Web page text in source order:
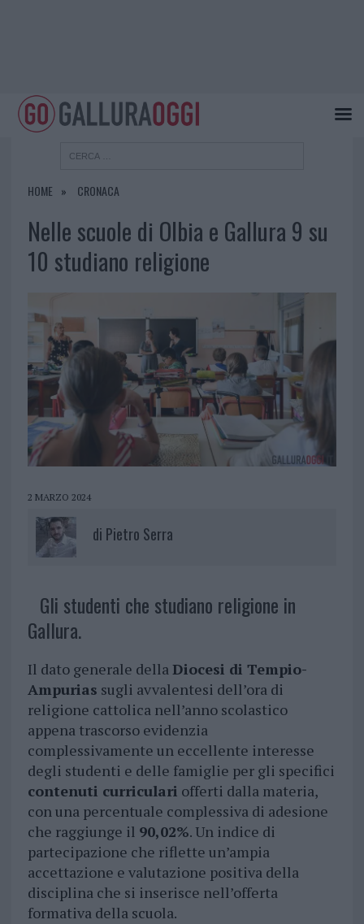
HOME CRONACA
Nelle scuole di Olbia e Gallura 9 su
10 studiano religione
2 MARZO 2024
di Pietro Serra
Gli studenti che studiano religione in
Gallura.
Il dato generale dellaDiocesi di Tempio-
Ampurias sugli avvalentesi dell’ora di
religione cattolica nell’anno scolastico
appena trascorso evidenzia
complessivamente un eccellente interesse
degli studenti e delle famiglie per gli specifici
contenuti curriculari offerti dalla materia,
con una percentuale complessiva di adesione
che raggiunge il 90,02%. Un indice di
partecipazione che riflette un’ampia
accettazione e valutazione positiva della
disciplina che si inserisce nell’offerta
formativa della scuola.